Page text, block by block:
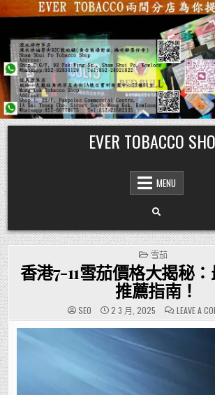
Skip
to
content
EVER TOBACCO
MENU
POSTED
IN
雪茄
香港7-11雪茄價格大揭秘
推薦指南！
SEO 2 3 月, 2025 LEAVE A